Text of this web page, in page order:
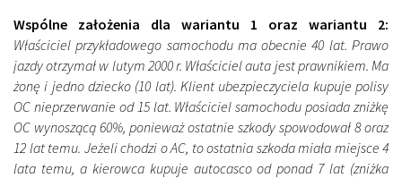
Wspólne założenia dla wariantu 1 oraz wariantu 2:
Właściciel przykładowego samochodu ma obecnie 40 lat. Prawo
jazdy otrzymał w lutym 2000 r. Właściciel auta jest prawnikiem. Ma
żonę i jedno dziecko (10 lat). Klient ubezpieczyciela kupuje polisy
OC nieprzerwanie od 15 lat. Właściciel samochodu posiada zniżkę
OC wynoszącą 60%, ponieważ ostatnie szkody spowodował 8 oraz
12 lat temu. Jeżeli chodzi o AC, to ostatnia szkoda miała miejsce 4
lata temu, a kierowca kupuje autocasco od ponad 7 lat (zniżka